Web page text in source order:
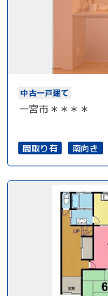
中古一戸建て
一宮市＊＊＊＊
間取り有 南向き
再建築可能